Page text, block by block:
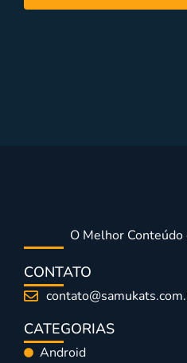
O Melhor Conteúdo
CONTATO
CATEGORIAS
Android